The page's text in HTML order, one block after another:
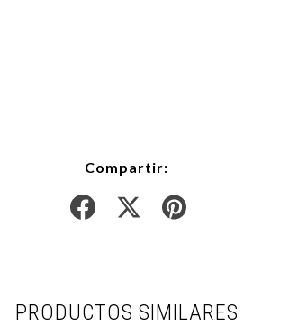
Compartir:
PRODUCTOS SIMILARES